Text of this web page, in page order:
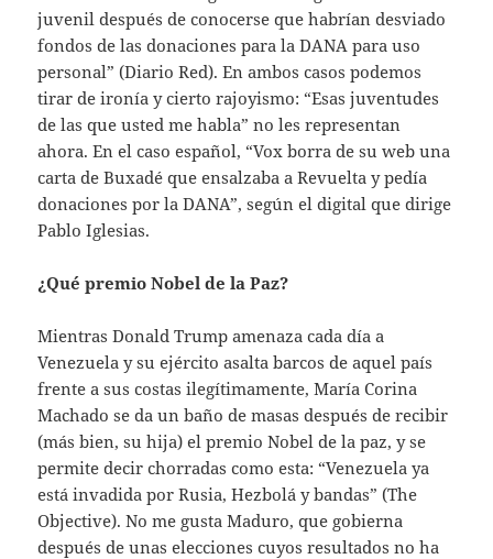
juvenil después de conocerse que habrían desviado
fondos de las donaciones para la DANA para uso
personal” (Diario Red). En ambos casos podemos
tirar de ironía y cierto rajoyismo: “Esas juventudes
de las que usted me habla” no les representan
ahora. En el caso español, “Vox borra de su web una
carta de Buxadé que ensalzaba a Revuelta y pedía
donaciones por la DANA”, según el digital que dirige
Pablo Iglesias.
¿Qué premio Nobel de la Paz?
Mientras Donald Trump amenaza cada día a
Venezuela y su ejército asalta barcos de aquel país
frente a sus costas ilegítimamente, María Corina
Machado se da un baño de masas después de recibir
(más bien, su hija) el premio Nobel de la paz, y se
permite decir chorradas como esta: “Venezuela ya
está invadida por Rusia, Hezbolá y bandas” (The
Objective). No me gusta Maduro, que gobierna
después de unas elecciones cuyos resultados no ha